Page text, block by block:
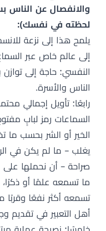
والانفصال عن الناس
لحظته في نفسك):
يلمح هذا إلى نزعة
إلى عالم خاص عبر
النفسي: حاجة إلى
الناس والأسرة.
رابعًا: تأويل إجمالي
السماعات رمز لبابٍ
الخير أو الشر بحسب ما
يغلب – ما لم يكن في
صراحة – أن نحملها على
ما تسمعه علمًا أو
تسمعه أكثر نفعًا وقربًا
أهل التعبير في تقديم